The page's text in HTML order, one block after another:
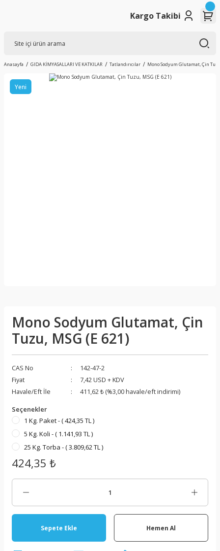
Kargo Takibi
Anasayfa GIDA KİMYASALLARI VE KATKILAR Tatlandırıcılar Mono Sodyum Glutamat, Çin
Yeni
Mono Sodyum Glutamat, Çin
Tuzu, MSG (E 621)
CAS No
142-47-2
Fiyat
7,42 USD + KDV
Havale/Eft İle
411,62 ₺ (%3,00 havale/eft indirimi)
Seçenekler
1 Kg. Paket - ( 424,35 TL )
5 Kg. Koli - ( 1.141,93 TL )
25 Kg. Torba - ( 3.809,62 TL )
424,35 ₺
Sepete Ekle Hemen Al